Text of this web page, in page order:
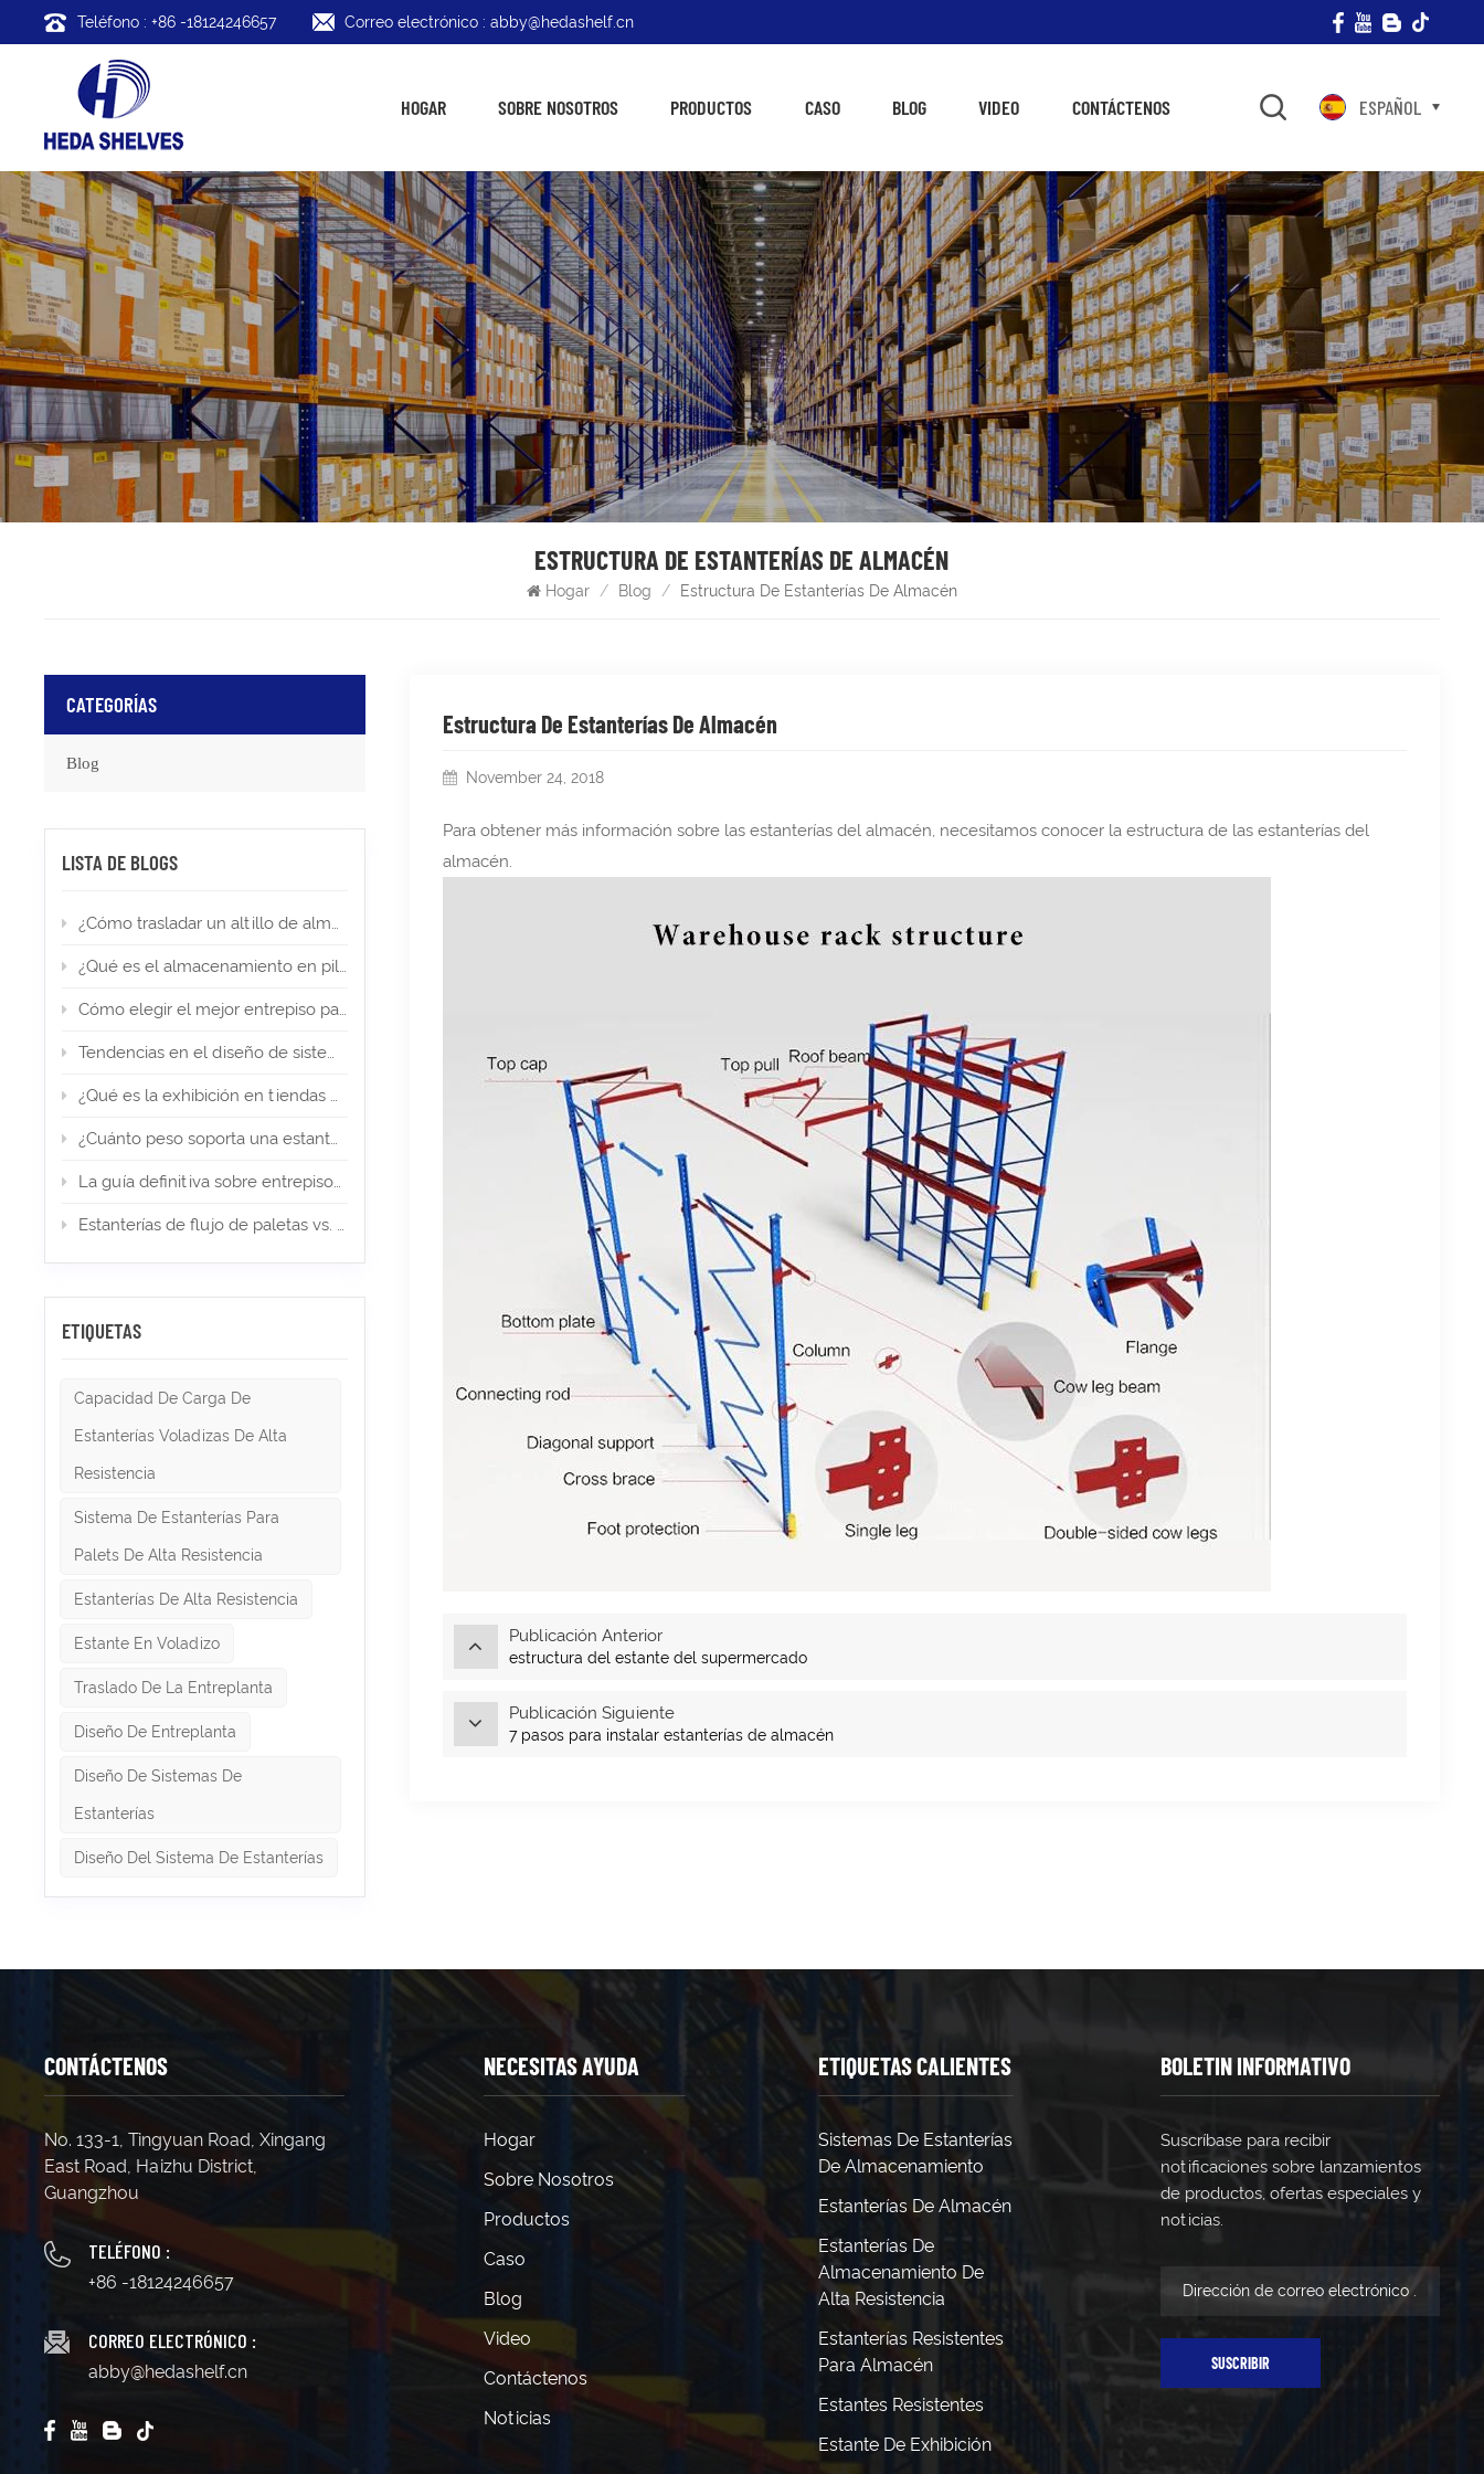
Teléfono : +86 -18124246657 Correo electrónico : abby@hedashelf.cn
HOGAR SOBRE NOSOTROS PRODUCTOS CASO BLOG VIDEO CONTÁCTENOS ESPAÑOL
ESTRUCTURA DE ESTANTERÍAS DE ALMACÉN
Hogar / Blog / Estructura De Estanterías De Almacén
Estructura De Estanterías De Almacén
November 24, 2018
Para obtener más información sobre las estanterías del almacén, necesitamos conocer la estructura de las estanterías del
almacén.
Publicación Anterior
estructura del estante del supermercado
Publicación Siguiente
7 pasos para instalar estanterías de almacén
CATEGORÍAS
Blog
LISTA DE BLOGS
¿Cómo trasladar un altillo de almacén a una nueva ubicación?
¿Qué es el almacenamiento en pilas altas? Tipos, aplicaciones y permisos
Cómo elegir el mejor entrepiso para su almacén de comercio electrónico
Tendencias en el diseño de sistemas de estanterías en 2026
¿Qué es la exhibición en tiendas minoristas? Tipos, diseño e importancia
¿Cuánto peso soporta una estantería para palets? (Guía de expertos)
La guía definitiva sobre entrepisos en almacenes y almacenamiento industrial en 2026
Estanterías de flujo de paletas vs. estanterías Push Back: ¿cuál es la adecuada para el almacenamiento de alta densidad?
ETIQUETAS
Capacidad De Carga De
Estanterías Voladizas De Alta
Resistencia
Sistema De Estanterías Para
Palets De Alta Resistencia
Estanterías De Alta Resistencia
Estante En Voladizo
Traslado De La Entreplanta
Diseño De Entreplanta
Diseño De Sistemas De
Estanterías
Diseño Del Sistema De Estanterías
CONTÁCTENOS
No. 133-1, Tingyuan Road, Xingang
East Road, Haizhu District,
Guangzhou
TELÉFONO :
+86 -18124246657
CORREO ELECTRÓNICO :
abby@hedashelf.cn
NECESITAS AYUDA
Hogar
Sobre Nosotros
Productos
Caso
Blog
Video
Contáctenos
Noticias
ETIQUETAS CALIENTES
Sistemas De Estanterías
De Almacenamiento
Estanterías De Almacén
Estanterías De
Almacenamiento De
Alta Resistencia
Estanterías Resistentes
Para Almacén
Estantes Resistentes
Estante De Exhibición
BOLETIN INFORMATIVO
Suscríbase para recibir
notificaciones sobre lanzamientos
de productos, ofertas especiales y
noticias.
SUSCRIBIR